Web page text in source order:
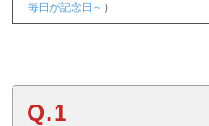
毎日が記念日～ ）
Q.1